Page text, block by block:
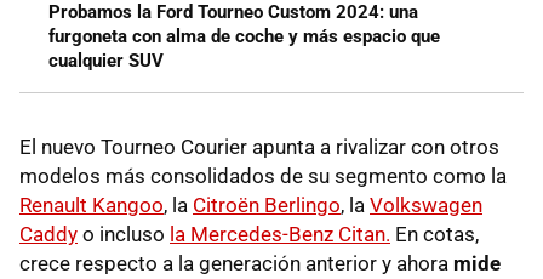
Probamos la Ford Tourneo Custom 2024: una
furgoneta con alma de coche y más espacio que
cualquier SUV
El nuevo Tourneo Courier apunta a rivalizar con otros
modelos más consolidados de su segmento como la
Renault Kangoo, la Citroën Berlingo, la Volkswagen
Caddy o incluso la Mercedes-Benz Citan. En cotas,
crece respecto a la generación anterior y ahora mide